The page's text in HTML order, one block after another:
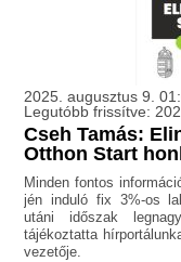
2025. augusztus 9.
Legutóbb frissítve:
Cseh Tamás:
Otthon Start
Minden fontos
jén induló fix 3%-os
utáni időszak
tájékoztatta
vezetője.